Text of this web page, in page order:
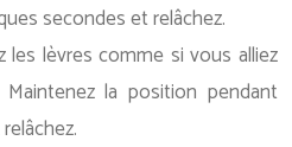
secondes et relâchez.
les lèvres comme si vous alliez
Maintenez la position pendant